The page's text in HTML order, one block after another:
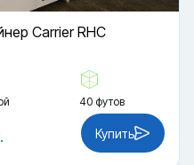
Carrier RHC
40 футов
Купить